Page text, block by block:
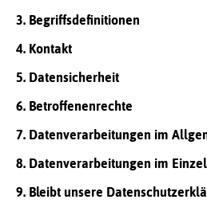
3. Begriffsdefinitionen
4. Kontakt
5. Datensicherheit
6. Betroffenenrechte
7. Datenverarbeitungen im
8. Datenverarbeitungen im
9. Bleibt unsere